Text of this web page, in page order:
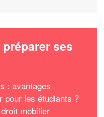
ses
: avantages
pour les étudiants ?
mobilier